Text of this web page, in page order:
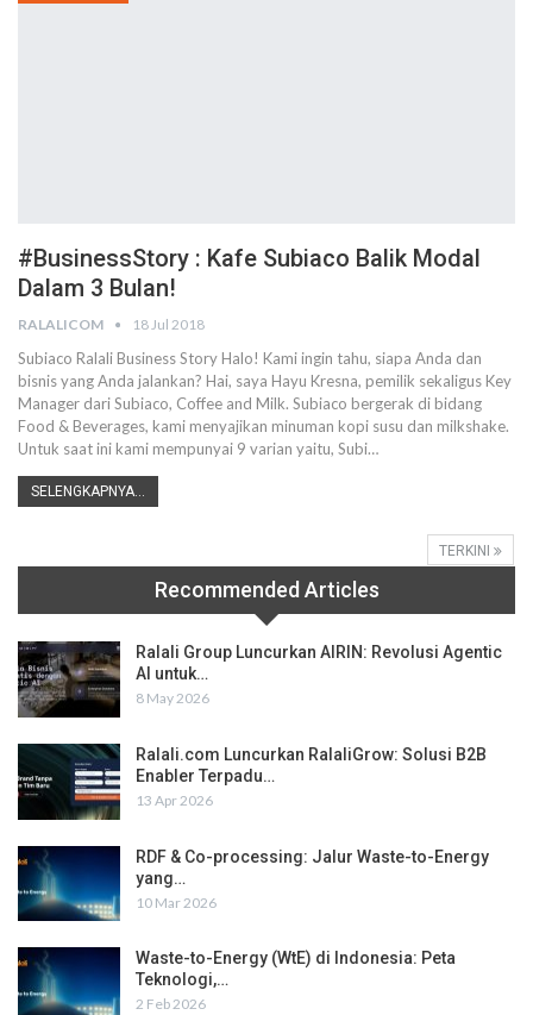
#BusinessStory : Kafe Subiaco Balik Modal
Dalam 3 Bulan!
RALALICOM 18 Jul 2018
Subiaco Ralali Business Story Halo! Kami ingin tahu, siapa Anda dan
bisnis yang Anda jalankan? Hai, saya Hayu Kresna, pemilik sekaligus Key
Manager dari Subiaco, Coffee and Milk. Subiaco bergerak di bidang
Food & Beverages, kami menyajikan minuman kopi susu dan milkshake.
Untuk saat ini kami mempunyai 9 varian yaitu, Subi…
SELENGKAPNYA...
TERKINI
Recommended Articles
Ralali Group Luncurkan AIRIN: Revolusi Agentic
AI untuk…
8 May 2026
Ralali.com Luncurkan RalaliGrow: Solusi B2B
Enabler Terpadu…
13 Apr 2026
RDF & Co-processing: Jalur Waste-to-Energy
yang…
10 Mar 2026
Waste-to-Energy (WtE) di Indonesia: Peta
Teknologi,…
2 Feb 2026